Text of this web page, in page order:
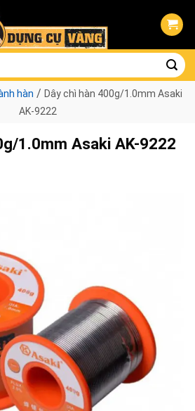
hàn / Dây chì hàn 400g/1.0mm Asaki
AK-9222
1.0mm Asaki AK-9222